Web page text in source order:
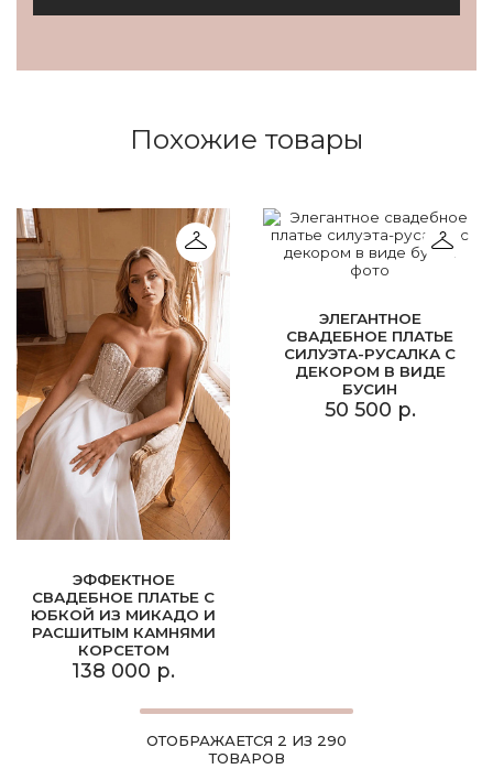
Похожие товары
ЭФФЕКТНОЕ
СВАДЕБНОЕ ПЛАТЬЕ С
ЮБКОЙ ИЗ МИКАДО И
РАСШИТЫМ КАМНЯМИ
КОРСЕТОМ
138 000 р.
ЭЛЕГАНТНОЕ
СВАДЕБНОЕ ПЛАТЬЕ
СИЛУЭТА-РУСАЛКА С
ДЕКОРОМ В ВИДЕ
БУСИН
50 500 р.
ОТОБРАЖАЕТСЯ 2 ИЗ 290
ТОВАРОВ